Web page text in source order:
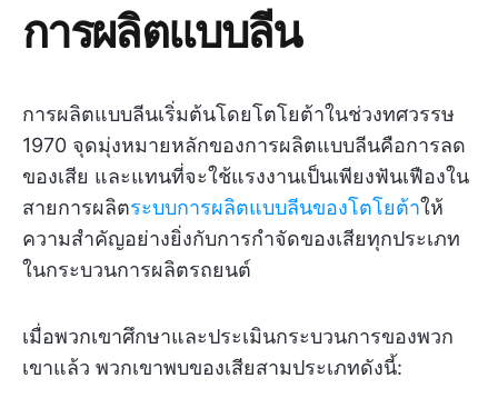
การผลิตแบบลีน
การผลิตแบบลีนเริ่มต้นโดยโตโยต้าในช่วงทศวรรษ
1970 จุดมุ่งหมายหลักของการผลิตแบบลีนคือการลด
ของเสีย และแทนที่จะใช้แรงงานเป็นเพียงฟันเฟืองใน
สายการผลิตระบบการผลิตแบบลีนของโตโยต้าให้
ความสำคัญอย่างยิ่งกับการกำจัดของเสียทุกประเภท
ในกระบวนการผลิตรถยนต์
เมื่อพวกเขาศึกษาและประเมินกระบวนการของพวก
เขาแล้ว พวกเขาพบของเสียสามประเภทดังนี้: